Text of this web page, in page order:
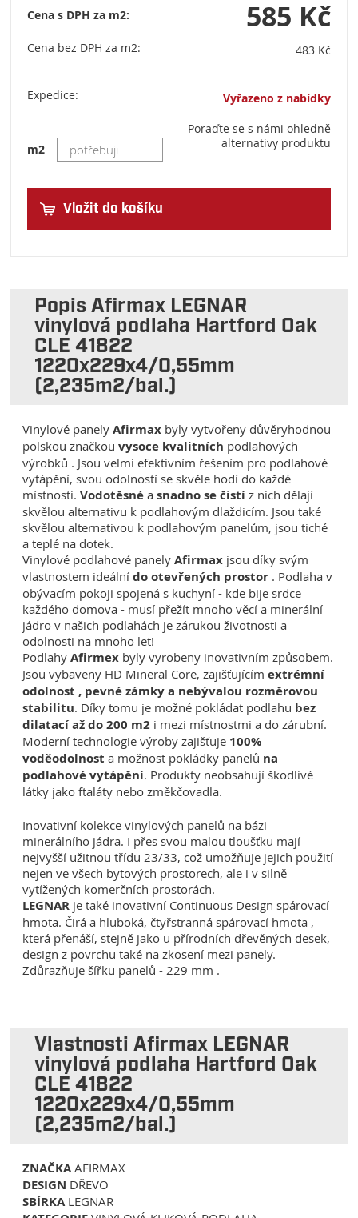
Cena s DPH za m2:
Cena bez DPH za m2:
585 Kč
483 Kč
Expedice: Vyřazeno z nabídky
m2
Poraďte se s námi ohledně
alternativy produktu
Vložit do košíku
Popis Afirmax LEGNAR
vinylová podlaha Hartford Oak
CLE 41822
1220x229x4/0,55mm
(2,235m2/bal.)
Vinylové panelyAfirmax byly vytvořeny důvěryhodnou
polskou značkouvysoce kvalitních podlahových
výrobků . Jsou velmi efektivním řešením pro podlahové
vytápění, svou odolností se skvěle hodí do každé
místnosti.Vodotěsné asnadno se čistí z nich dělají
skvělou alternativu k podlahovým dlaždicím. Jsou také
skvělou alternativou k podlahovým panelům, jsou tiché
a teplé na dotek.
Vinylové podlahové panelyAfirmax jsou díky svým
vlastnostem ideálnído otevřených prostor . Podlaha v
obývacím pokoji spojená s kuchyní - kde bije srdce
každého domova - musí přežít mnoho věcí a minerální
jádro v našich podlahách je zárukou životnosti a
odolnosti na mnoho let!
PodlahyAfirmex byly vyrobeny inovativním způsobem.
Jsou vybaveny HD Mineral Core, zajišťujícímextrémní
odolnost , pevné zámky a nebývalou rozměrovou
stabilitu. Díky tomu je možné pokládat podlahu bez
dilatací až do 200 m2 i mezi místnostmi a do zárubní.
Moderní technologie výroby zajišťuje 100%
voděodolnost a možnost pokládky panelů na
podlahové vytápění. Produkty neobsahují škodlivé
látky jako ftaláty nebo změkčovadla.
Inovativní kolekce vinylových panelů na bázi
minerálního jádra. I přes svou malou tloušťku mají
nejvyšší užitnou třídu 23/33, což umožňuje jejich použití
nejen ve všech bytových prostorech, ale i v silně
vytížených komerčních prostorách.
LEGNAR je také inovativní Continuous Design spárovací
hmota. Čirá a hluboká, čtyřstranná spárovací hmota ,
která přenáší, stejně jako u přírodních dřevěných desek,
design z povrchu také na zkosení mezi panely.
Zdůrazňuje šířku panelů - 229 mm .
Vlastnosti Afirmax LEGNAR
vinylová podlaha Hartford Oak
CLE 41822
1220x229x4/0,55mm
(2,235m2/bal.)
ZNAČKAAFIRMAX
DESIGN DŘEVO
SBÍRKALEGNAR